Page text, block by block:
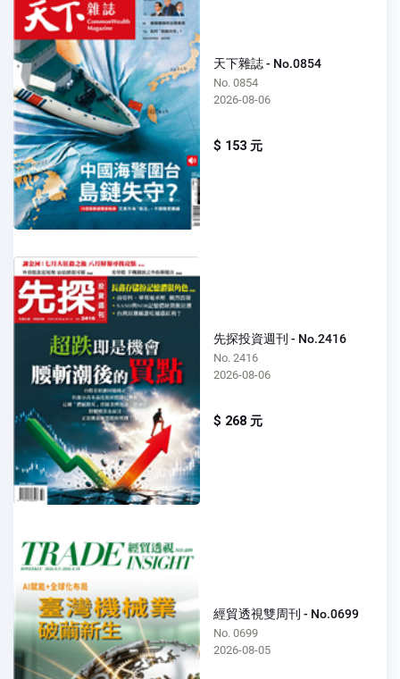
天下雜誌 - No.0854
No. 0854
2026-08-06
$ 153 元
先探投資週刊 - No.2416
No. 2416
2026-08-06
$ 268 元
經貿透視雙周刊 - No.0699
No. 0699
2026-08-05